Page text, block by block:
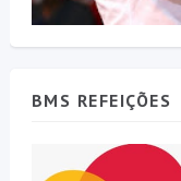
BMS REFEIÇÕES